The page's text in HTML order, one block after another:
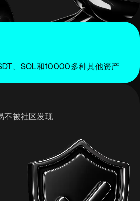
、SOL和10000多种其他资产
不被社区发现